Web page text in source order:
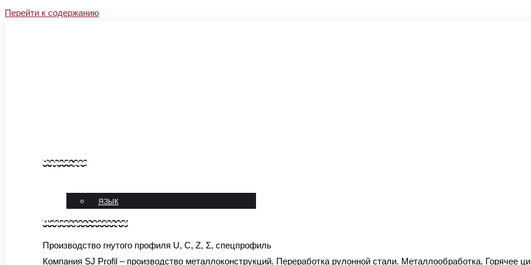
Перейти к содержанию
Виджет_рус
ЯЗЫК
Микровиджет шапка укр
Производство гнутого профиля U, C, Z, Σ, спецпрофиль
Компания SJ Profil – производство металлоконструкций. Переработка рулонной стали. Металлообработка. Горячее